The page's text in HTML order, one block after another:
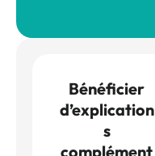
Bénéficier
d’explication
s
complément